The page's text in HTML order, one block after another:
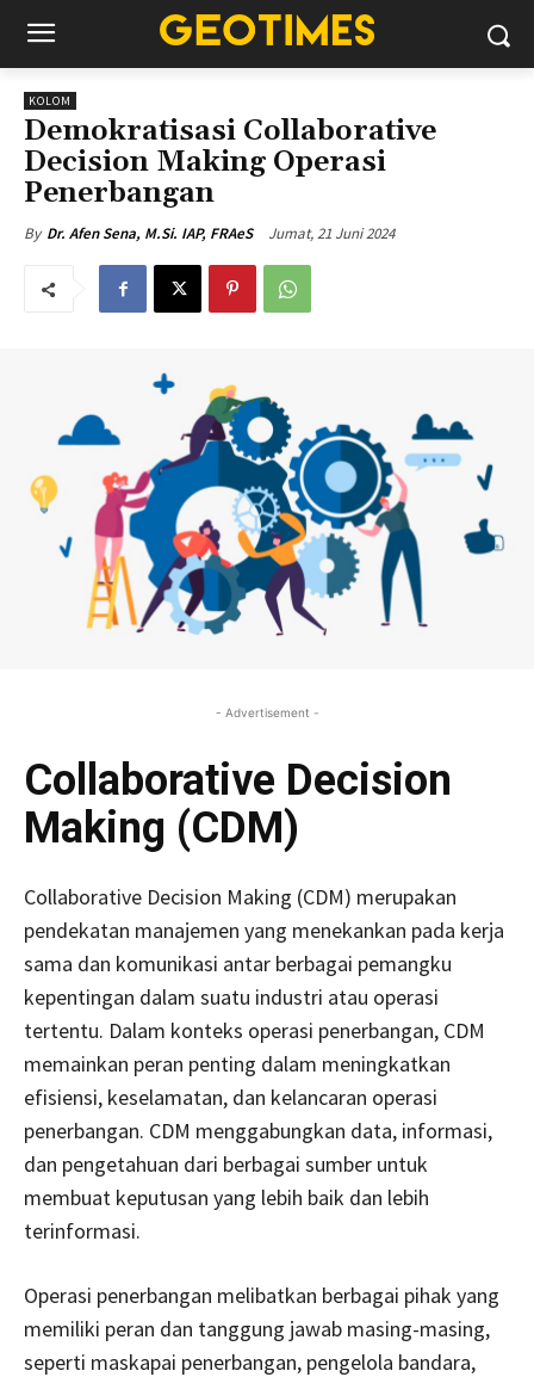
KOLOM
Demokratisasi Collaborative
Decision Making Operasi
Penerbangan
By Dr. Afen Sena, M.Si. IAP, FRAeS Jumat, 21 Juni 2024
- Advertisement -
Collaborative Decision
Making (CDM)
Collaborative Decision Making (CDM) merupakan
pendekatan manajemen yang menekankan pada kerja
sama dan komunikasi antar berbagai pemangku
kepentingan dalam suatu industri atau operasi
tertentu. Dalam konteks operasi penerbangan, CDM
memainkan peran penting dalam meningkatkan
efisiensi, keselamatan, dan kelancaran operasi
penerbangan. CDM menggabungkan data, informasi,
dan pengetahuan dari berbagai sumber untuk
membuat keputusan yang lebih baik dan lebih
terinformasi.
Operasi penerbangan melibatkan berbagai pihak yang
memiliki peran dan tanggung jawab masing-masing,
seperti maskapai penerbangan, pengelola bandara,